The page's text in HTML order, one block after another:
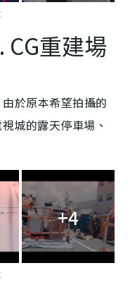
重建場
於原本希望拍攝的
城的露天停車場、
+4